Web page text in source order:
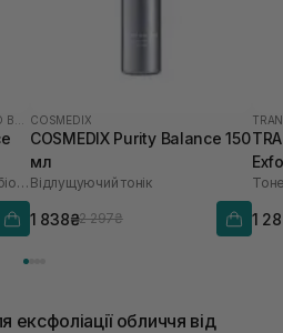
Ранкова ензимна пудра з пробіотиками
COSMEDIX
COSMEDIX Purity Balance 150
мл
Відлущуючий тонік
1 838₴2 297₴ 1
ексфоліації обличчя від